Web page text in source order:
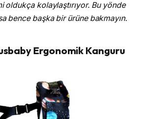
oldukça kolaylaştırıyor. Bu yönde
bence başka bir ürüne bakmayın.
Ergonomik Kanguru